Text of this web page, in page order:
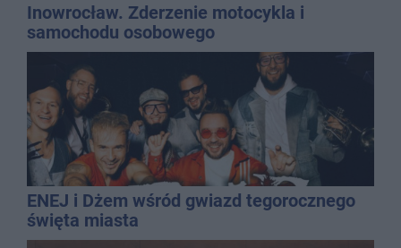
Inowrocław. Zderzenie motocykla i
samochodu osobowego
ENEJ i Dżem wśród gwiazd tegorocznego
święta miasta